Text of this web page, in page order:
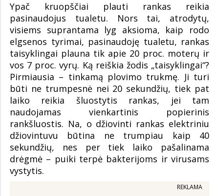
Ypač kruopščiai plauti rankas reikia
pasinaudojus tualetu. Nors tai, atrodytų,
visiems suprantama lyg aksioma, kaip rodo
elgsenos tyrimai, pasinaudoję tualetu, rankas
taisyklingai plauna tik apie 20 proc. moterų ir
vos 7 proc. vyrų. Ką reiškia žodis „taisyklingai“?
Pirmiausia – tinkamą plovimo trukmę. Ji turi
būti ne trumpesnė nei 20 sekundžių, tiek pat
laiko reikia šluostytis rankas, jei tam
naudojamas vienkartinis popierinis
rankšluostis. Na, o džiovinti rankas elektriniu
džiovintuvu būtina ne trumpiau kaip 40
sekundžių, nes per tiek laiko pašalinama
drėgmė – puiki terpė bakterijoms ir virusams
vystytis.
REKLAMA